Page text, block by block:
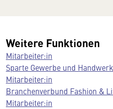
Weitere Funktionen
Mitarbeiter:in
Sparte Gewerbe und Handwerk
Mitarbeiter:in
Branchenverbund Fashion &
Mitarbeiter:in